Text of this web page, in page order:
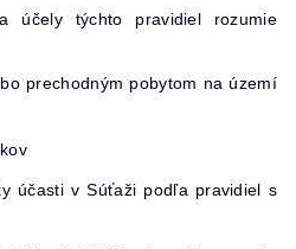
účely týchto pravidiel rozumie
prechodným pobytom na území
účasti v Súťaži podľa pravidiel s